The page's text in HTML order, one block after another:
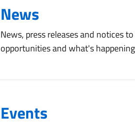
News
News, press releases and notices
opportunities and what's
Events